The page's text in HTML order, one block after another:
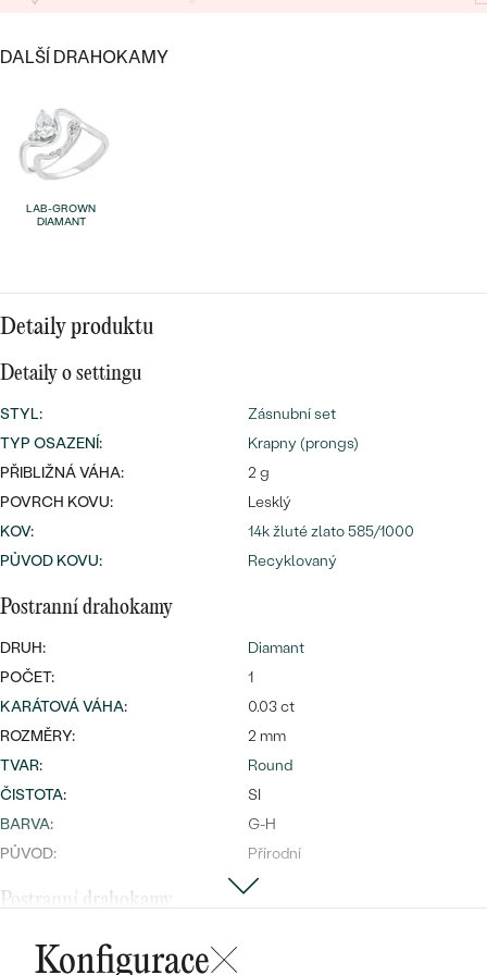
Wave kolekce
DIAMANTY
Bestsellery
Personalizované
přívěsky
Nejprodávanější
DALŠÍ DRAHOKAMY
LAB-GROWN
DIAMANT
Detaily produktu
Detaily o settingu
STYL:
Zásnubní set
TYP OSAZENÍ:
Krapny (prongs)
PŘIBLIŽNÁ VÁHA:
2 g
POVRCH KOVU:
Lesklý
KOV:
14k žluté zlato 585/1000
PŮVOD KOVU: Recyklovaný
Postranní drahokamy
DRUH:
Diamant
POČET:
1
KARÁTOVÁ VÁHA:
0.03 ct
ROZMĚRY:
2 mm
TVAR:
Round
ČISTOTA:
SI
BARVA:
G-H
PŮVOD:
Přírodní
Postranní drahokamy
DRUH:
POČET:Konfigurace